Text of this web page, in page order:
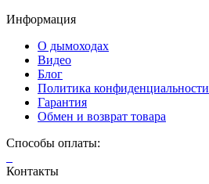
Информация
О дымоходах
Видео
Блог
Политика конфиденциальности
Гарантия
Обмен и возврат товара
Способы оплаты:
Контакты